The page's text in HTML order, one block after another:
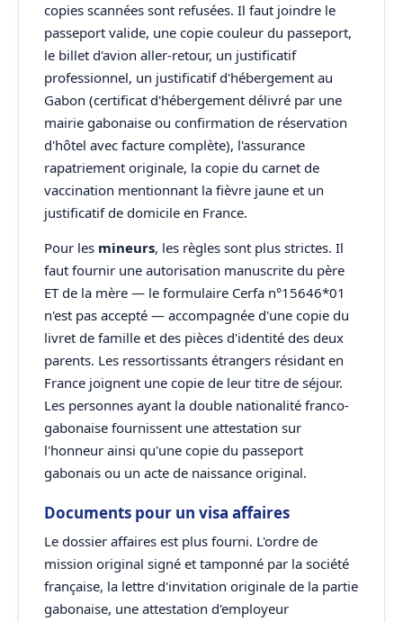
copies scannées sont refusées. Il faut joindre le
passeport valide, une copie couleur du passeport,
le billet d'avion aller-retour, un justificatif
professionnel, un justificatif d'hébergement au
Gabon (certificat d'hébergement délivré par une
mairie gabonaise ou confirmation de réservation
d'hôtel avec facture complète), l'assurance
rapatriement originale, la copie du carnet de
vaccination mentionnant la fièvre jaune et un
justificatif de domicile en France.
Pour les mineurs, les règles sont plus strictes. Il
faut fournir une autorisation manuscrite du père
ET de la mère — le formulaire Cerfa n°15646*01
n'est pas accepté — accompagnée d'une copie du
livret de famille et des pièces d'identité des deux
parents. Les ressortissants étrangers résidant en
France joignent une copie de leur titre de séjour.
Les personnes ayant la double nationalité franco-
gabonaise fournissent une attestation sur
l'honneur ainsi qu'une copie du passeport
gabonais ou un acte de naissance original.
Documents pour un visa affaires
Le dossier affaires est plus fourni. L'ordre de
mission original signé et tamponné par la société
française, la lettre d'invitation originale de la partie
gabonaise, une attestation d'employeur